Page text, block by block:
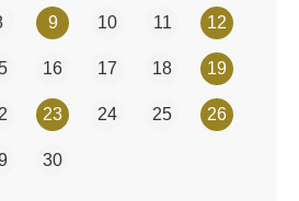
9 10 11 12
16 17 18 19
23 24 25 26
30